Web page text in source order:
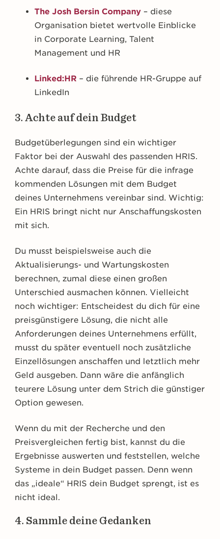
The Josh Bersin Company – diese
Organisation bietet wertvolle Einblicke
in Corporate Learning, Talent
Management und HR
Linked:HR – die führende HR-Gruppe auf
LinkedIn
3. Achte auf dein Budget
Budgetüberlegungen sind ein wichtiger
Faktor bei der Auswahl des passenden HRIS.
Achte darauf, dass die Preise für die infrage
kommenden Lösungen mit dem Budget
deines Unternehmens vereinbar sind. Wichtig:
Ein HRIS bringt nicht nur Anschaffungskosten
mit sich.
Du musst beispielsweise auch die
Aktualisierungs- und Wartungskosten
berechnen, zumal diese einen großen
Unterschied ausmachen können. Vielleicht
noch wichtiger: Entscheidest du dich für eine
preisgünstigere Lösung, die nicht alle
Anforderungen deines Unternehmens erfüllt,
musst du später eventuell noch zusätzliche
Einzellösungen anschaffen und letztlich mehr
Geld ausgeben. Dann wäre die anfänglich
teurere Lösung unter dem Strich die günstiger
Option gewesen.
Wenn du mit der Recherche und den
Preisvergleichen fertig bist, kannst du die
Ergebnisse auswerten und feststellen, welche
Systeme in dein Budget passen. Denn wenn
das „ideale“ HRIS dein Budget sprengt, ist es
nicht ideal.
4. Sammle deine Gedanken